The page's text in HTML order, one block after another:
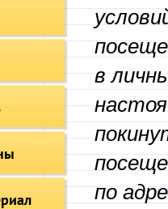
в
по